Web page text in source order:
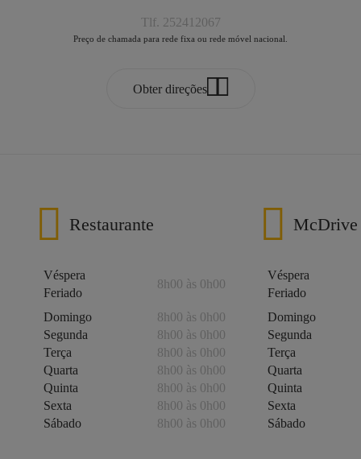
Tlf. 252412067
Preço de chamada para rede fixa ou rede móvel nacional.
Obter direções
Restaurante
Véspera
Feriado
8h00 às 0h00
Domingo
8h00 às 0h00
Segunda
8h00 às 0h00
Terça
8h00 às 0h00
Quarta
8h00 às 0h00
Quinta
8h00 às 0h00
Sexta
8h00 às 0h00
Sábado
8h00 às 0h00
McDrive
Véspera
Feriado
Domingo
Segunda
Terça
Quarta
Quinta
Sexta
Sábado